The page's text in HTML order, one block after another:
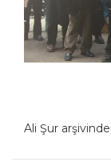
Ali Şur